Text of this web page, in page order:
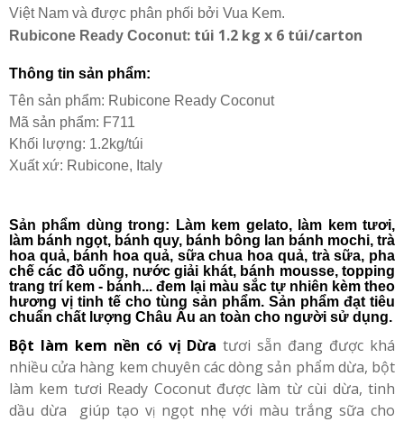
Việt Nam và được phân phối bởi Vua Kem.
Rubicone Ready Coconut: túi 1.2 kg x 6 túi/carton
Thông tin sản phẩm:
Tên sản phẩm: Rubicone Ready Coconut
Mã sản phẩm: F711
Khối lượng: 1.2kg/túi
Xuất xứ: Rubicone, Italy
Sản phẩm dùng trong: Làm kem gelato, làm kem tươi,
làm bánh ngọt, bánh quy, bánh bông lan bánh mochi, trà
hoa quả, bánh hoa quả, sữa chua hoa quả, trà sữa, pha
chế các đồ uống, nước giải khát, bánh mousse, topping
trang trí kem - bánh... đem lại màu sắc tự nhiên kèm theo
hương vị tinh tế cho tùng sản phẩm. Sản phẩm đạt tiêu
chuẩn chất lượng Châu Âu an toàn cho người sử dụng.
Bột làm kem nền có vị Dừa tươi sẵn đang được khá
nhiều cửa hàng kem chuyên các dòng sản phẩm dừa, bột
làm kem tươi Ready Coconutđược làm từ cùi dừa, tinh
dầu dừa giúp tạo vị ngọt nhẹ với màu trắng sữa cho